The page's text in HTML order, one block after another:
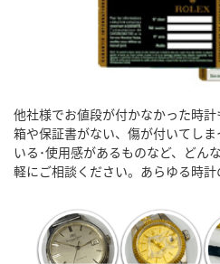
他社様でお値段が付かなかった時
箱や保証書がない、傷が付いてし
いる･使用感があるものなど、どん
軽にご相談ください。あらゆる時計